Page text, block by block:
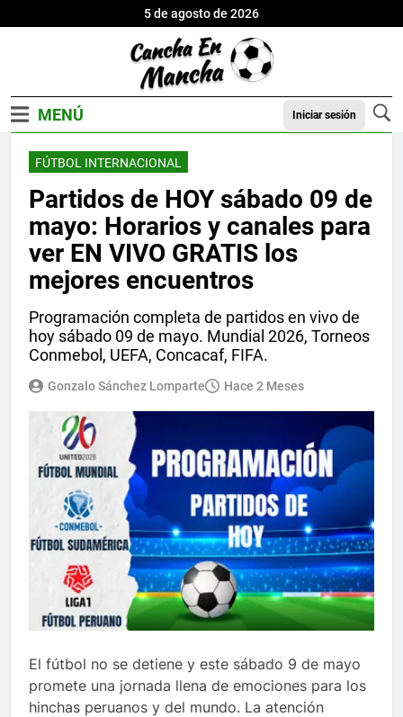
5 de agosto de 2026
Iniciar sesión
FÚTBOL INTERNACIONAL
Partidos de HOY sábado 09 de
mayo: Horarios y canales para
ver EN VIVO GRATIS los
mejores encuentros
Programación completa de partidos en vivo de
hoy sábado 09 de mayo. Mundial 2026, Torneos
Conmebol, UEFA, Concacaf, FIFA.
Gonzalo Sánchez Lomparte Hace 2 Meses
El fútbol no se detiene y este sábado 9 de mayo
promete una jornada llena de emociones para los
hinchas peruanos y del mundo. La atención